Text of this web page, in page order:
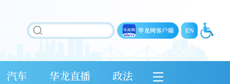
汽车 华龙直播 政法